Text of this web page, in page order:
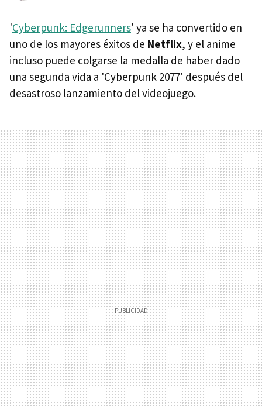
'Cyberpunk: Edgerunners' ya se ha convertido en
uno de los mayores éxitos de Netflix, y el anime
incluso puede colgarse la medalla de haber dado
una segunda vida a 'Cyberpunk 2077' después del
desastroso lanzamiento del videojuego.